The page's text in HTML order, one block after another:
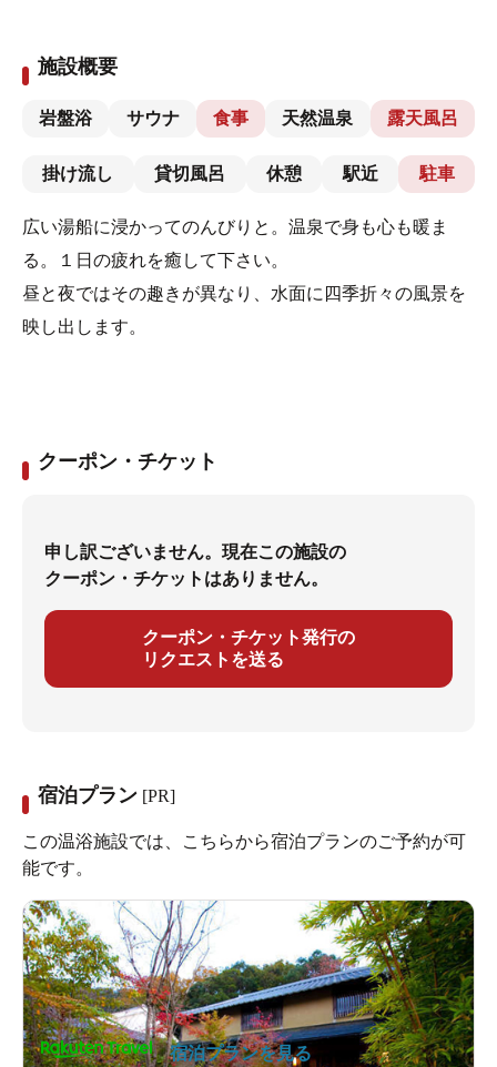
施設概要
岩盤浴 サウナ 食事 天然温泉 露天風呂
掛け流し 貸切風呂 休憩 駅近 駐車
広い湯船に浸かってのんびりと。温泉で身も心も暖ま
る。１日の疲れを癒して下さい。
昼と夜ではその趣きが異なり、水面に四季折々の風景を
映し出します。
クーポン・チケット
申し訳ございません。現在この施設の
クーポン・チケットはありません。
クーポン・チケット発行の
リクエストを送る
宿泊プラン [PR]
この温浴施設では、こちらから宿泊プランのご予約が可
能です。
宿泊プランを見る